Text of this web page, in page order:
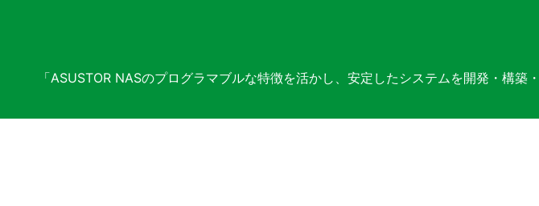
「ASUSTOR NASのプログラマブルな特徴を活かし、安定したシステムを開発・構